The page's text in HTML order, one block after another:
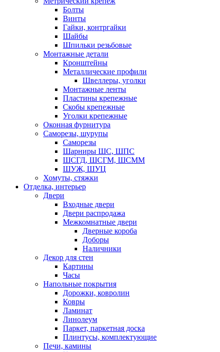
Болты
Винты
Гайки, контргайки
Шайбы
Шпильки резьбовые
Монтажные детали
Кронштейны
Металлические профили
Швеллеры, уголки
Монтажные ленты
Пластины крепежные
Скобы крепежные
Уголки крепежные
Оконная фурнитура
Саморезы, шурупы
Саморезы
Шарниры ШС, ШПС
ШСГД, ШСГМ, ШСММ
ШУЖ, ШУЦ
Хомуты, стяжки
Отделка, интерьер
Двери
Входные двери
Двери распродажа
Межкомнатные двери
Дверные короба
Доборы
Наличники
Декор для стен
Картины
Часы
Напольные покрытия
Дорожки, ковролин
Ковры
Ламинат
Линолеум
Паркет, паркетная доска
Плинтусы, комплектующие
Печи, камины